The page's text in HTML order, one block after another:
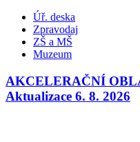
Úř. deska
Zpravodaj
ZŠ a MŠ
Muzeum
AKCELERAČNÍ
Aktualizace 6. 8. 2026